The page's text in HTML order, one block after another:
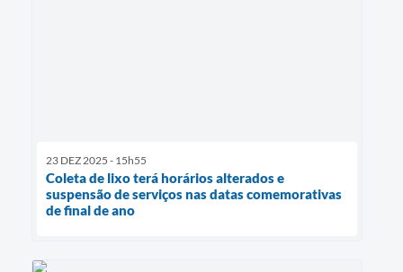
23 DEZ 2025 - 15h55
Coleta de lixo terá horários alterados e
suspensão de serviços nas datas comemorativas
de final de ano